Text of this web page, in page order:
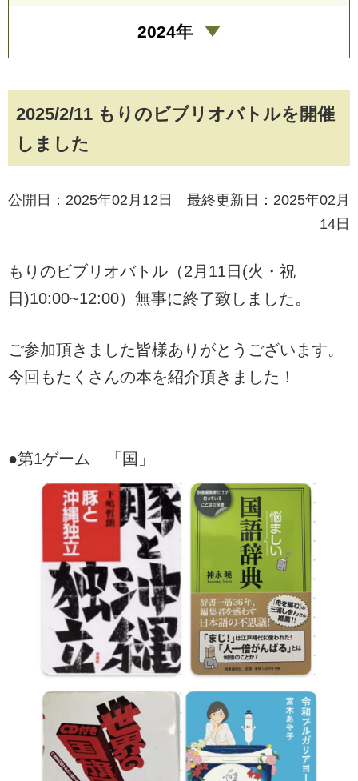
2025/2/11 もりのビブリオバトルを開催
しました
公開日：2025年02月12日 最終更新日：2025年02月
14日
もりのビブリオバトル（2月11日(火・祝
日)10:00~12:00）無事に終了致しました。
ご参加頂きました皆様ありがとうございます。
今回もたくさんの本を紹介頂きました！
●第1ゲーム 「国」
2024年